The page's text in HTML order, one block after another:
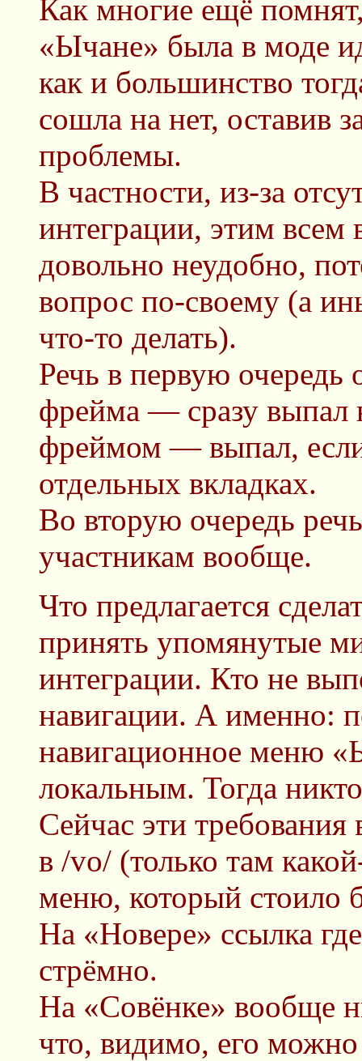
Как многие ещё
«Ычане» была в моде
как и большинство
сошла на нет, оставив
проблемы.
В частности, из-за
интеграции, этим всем
довольно неудобно,
вопрос по-своему (а
что-то делать).
Речь в первую очередь
фрейма — сразу выпал
фреймом — выпал,
отдельных вкладках.
Во вторую очередь
участникам вообще.
Что предлагается
принять упомянутые
интеграции. Кто не
навигации. А именно:
навигационное меню
локальным. Тогда
Сейчас эти
в /vo/ (только там
меню, который стоило
На «Новере» ссылка
стрёмно.
На «Совёнке» вообще
что, видимо, его